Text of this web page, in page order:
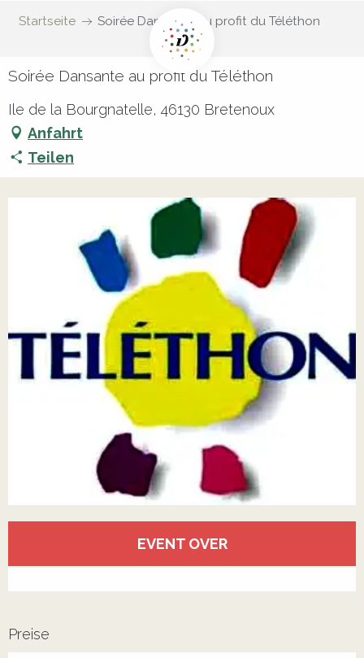
Startseite Soirée Dansante au profit du Téléthon
Soirée Dansante au profit du Téléthon
Ile de la Bourgnatelle, 46130 Bretenoux
Anfahrt
Teilen
EVENT OVER
Preise